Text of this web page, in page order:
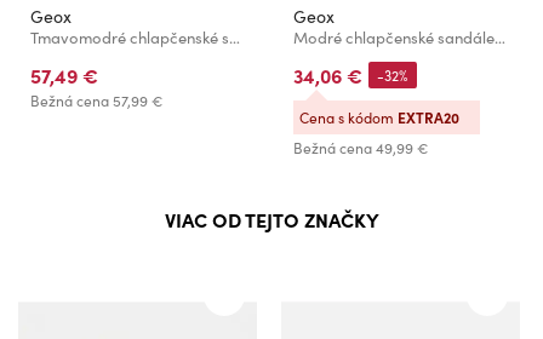
Geox
Tmavomodré chlapčenské sandále Geox S. Fusbetto Pro
57,49 €
Bežná cena57,99 €
Geox
Modré chlapčenské sandále Geox Ghita
34,06 €
Bežná cena49,99 €
-32%
Cena s kódom EXTRA20
VIAC OD TEJTO ZNAČKY